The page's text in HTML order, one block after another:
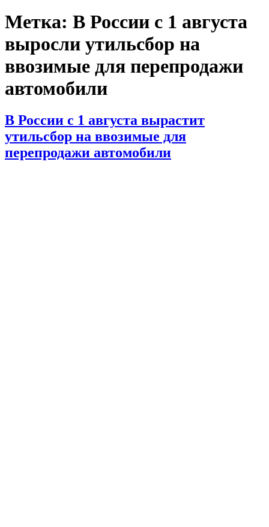
Метка: В России с 1 августа
выросли утильсбор на
ввозимые для перепродажи
автомобили
В России с 1 августа вырастит
утильсбор на ввозимые для
перепродажи автомобили